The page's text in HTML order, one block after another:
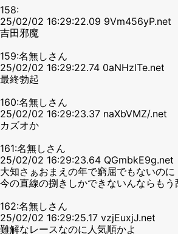
158:
25/02/02 16:29:22.09 9Vm456yP.net
吉田邪魔
159:名無しさん
25/02/02 16:29:22.74 0aNHzlTe.net
最終勃起
160:名無しさん
25/02/02 16:29:23.37 naXbVMZ/.net
カズオか
161:名無しさん
25/02/02 16:29:23.64 QGmbkE9g.net
大知さぁおまえの年で窮屈でもないのに
今の直線の捌きしかできないんならもう
162:名無しさん
25/02/02 16:29:25.17 vzjEuxjJ.net
難解なレースなのに人気順かよ